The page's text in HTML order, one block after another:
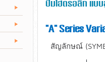
ปั๊มไฮดรอลิก แบ
"A" Series
สัญลักษณ์